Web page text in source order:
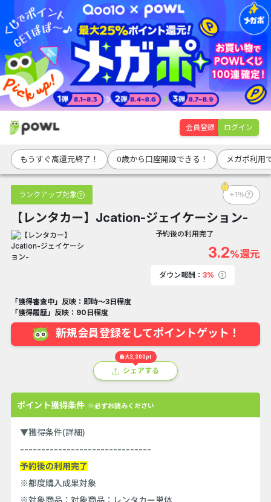
会員登録 ログイン
もうすぐ高還元終了！ 0歳から口座開設できる！ メガポ利用
ランクアップ対象 +1％
【レンタカー】Jcation-ジェイケーション-
予約後の利用完了
3.2%還元
ダウン報酬： 3%
「獲得審査中」反映：即時～3日程度
「獲得履歴」反映：90日程度
新規会員登録をしてポイントゲット！
最大3,300pt
シェアする
ポイント獲得条件 ※必ずお読みください
▼獲得条件(詳細)
-------------------------------
予約後の利用完了
※都度購入成果対象